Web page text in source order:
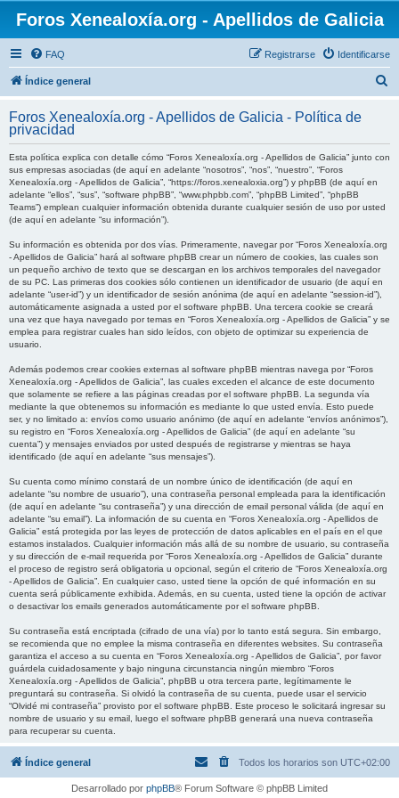
Foros Xenealoxía.org - Apellidos de Galicia
FAQ Identificarse
Registrarse
Índice general
c
Foros Xenealoxía.org - Apellidos de Galicia - Política de
privacidad
Esta política explica con detalle cómo “Foros Xenealoxía.org - Apellidos de Galicia” junto con
sus empresas asociadas (de aquí en adelante “nosotros”, “nos”, “nuestro”, “Foros
Xenealoxía.org - Apellidos de Galicia”, “https://foros.xenealoxia.org”) y phpBB (de aquí en
adelante “ellos”, “sus”, “software phpBB”, “www.phpbb.com”, “phpBB Limited”, “phpBB
Teams”) emplean cualquier información obtenida durante cualquier sesión de uso por usted
(de aquí en adelante “su información”).
Su información es obtenida por dos vías. Primeramente, navegar por “Foros Xenealoxía.org
- Apellidos de Galicia” hará al software phpBB crear un número de cookies, las cuales son
un pequeño archivo de texto que se descargan en los archivos temporales del navegador
de su PC. Las primeras dos cookies sólo contienen un identificador de usuario (de aquí en
adelante “user-id”) y un identificador de sesión anónima (de aquí en adelante “session-id”),
automáticamente asignada a usted por el software phpBB. Una tercera cookie se creará
una vez que haya navegado por temas en “Foros Xenealoxía.org - Apellidos de Galicia” y se
emplea para registrar cuales han sido leídos, con objeto de optimizar su experiencia de
usuario.
Además podemos crear cookies externas al software phpBB mientras navega por “Foros
Xenealoxía.org - Apellidos de Galicia”, las cuales exceden el alcance de este documento
que solamente se refiere a las páginas creadas por el software phpBB. La segunda vía
mediante la que obtenemos su información es mediante lo que usted envía. Esto puede
ser, y no limitado a: envíos como usuario anónimo (de aquí en adelante “envíos anónimos”),
su registro en “Foros Xenealoxía.org - Apellidos de Galicia” (de aquí en adelante “su
cuenta”) y mensajes enviados por usted después de registrarse y mientras se haya
identificado (de aquí en adelante “sus mensajes”).
Su cuenta como mínimo constará de un nombre único de identificación (de aquí en
adelante “su nombre de usuario”), una contraseña personal empleada para la identificación
(de aquí en adelante “su contraseña”) y una dirección de email personal válida (de aquí en
adelante “su email”). La información de su cuenta en “Foros Xenealoxía.org - Apellidos de
Galicia” está protegida por las leyes de protección de datos aplicables en el país en el que
estamos instalados. Cualquier información más allá de su nombre de usuario, su contraseña
y su dirección de e-mail requerida por “Foros Xenealoxía.org - Apellidos de Galicia” durante
el proceso de registro será obligatoria u opcional, según el criterio de “Foros Xenealoxía.org
- Apellidos de Galicia”. En cualquier caso, usted tiene la opción de qué información en su
cuenta será públicamente exhibida. Además, en su cuenta, usted tiene la opción de activar
o desactivar los emails generados automáticamente por el software phpBB.
Su contraseña está encriptada (cifrado de una vía) por lo tanto está segura. Sin embargo,
se recomienda que no emplee la misma contraseña en diferentes websites. Su contraseña
garantiza el acceso a su cuenta en “Foros Xenealoxía.org - Apellidos de Galicia”, por favor
guárdela cuidadosamente y bajo ninguna circunstancia ningún miembro “Foros
Xenealoxía.org - Apellidos de Galicia”, phpBB u otra tercera parte, legítimamente le
preguntará su contraseña. Si olvidó la contraseña de su cuenta, puede usar el servicio
“Olvidé mi contraseña” provisto por el software phpBB. Este proceso le solicitará ingresar su
nombre de usuario y su email, luego el software phpBB generará una nueva contraseña
para recuperar su cuenta.
Índice general Todos los horarios son UTC+02:00
Desarrollado por phpBB® Forum Software © phpBB Limited